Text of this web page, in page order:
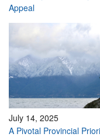
Appeal
July 14, 2025
A Pivotal Provincial